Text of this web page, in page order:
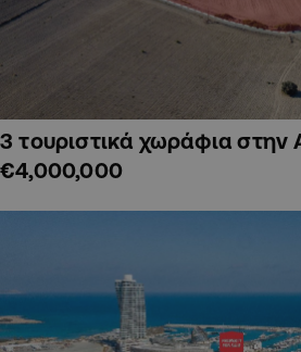
3 τουριστικά χωράφια στην
€4,000,000